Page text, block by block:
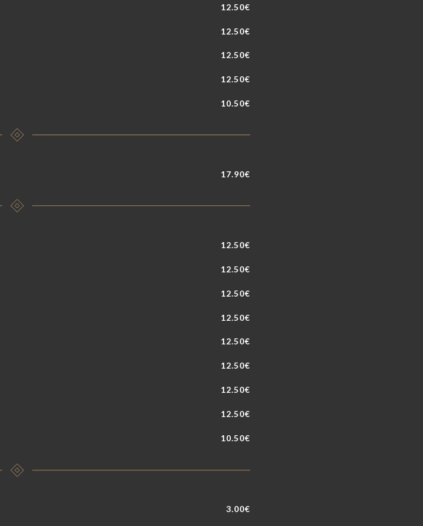
12.50€
12.50€
12.50€
12.50€
10.50€
17.90€
12.50€
12.50€
12.50€
12.50€
12.50€
12.50€
12.50€
12.50€
10.50€
3.00€